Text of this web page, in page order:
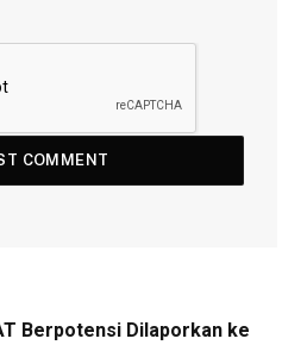
Berpotensi Dilaporkan ke